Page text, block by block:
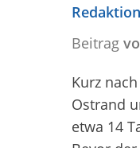
Redaktion
Beitrag
Kurz
Ostrand
etwa 14